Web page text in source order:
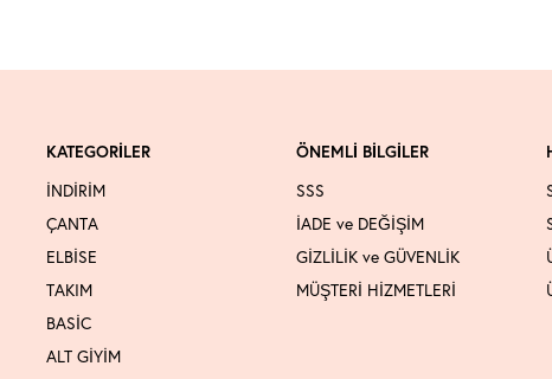
KATEGORİLER
İNDİRİM
ÇANTA
ELBİSE
TAKIM
BASİC
ALT GİYİM
ÖNEMLİ BİLGİLER
SSS
İADE ve DEĞİŞİM
GİZLİLİK ve GÜVENLİK
MÜŞTERİ HİZMETLERİ